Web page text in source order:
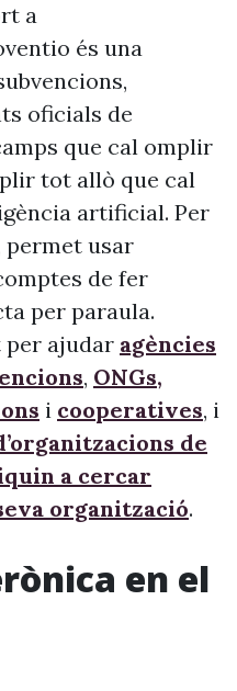
a
és una
oficials de
que cal omplir
tot allò que cal
artificial. Per
permet usar
de fer
per paraula.
per ajudar agències
, ONGs,
i cooperatives, i
de
a cercar
organització.
en el